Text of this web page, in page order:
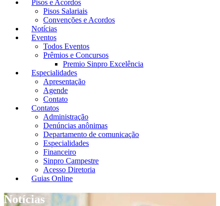
Pisos e Acordos
Pisos Salariais
Convenções e Acordos
Notícias
Eventos
Todos Eventos
Prêmios e Concursos
Premio Sinpro Excelência
Especialidades
Apresentação
Agende
Contato
Contatos
Administração
Denúncias anônimas
Departamento de comunicação
Especialidades
Financeiro
Sinpro Campestre
Acesso Diretoria
Guias Online
Notícias